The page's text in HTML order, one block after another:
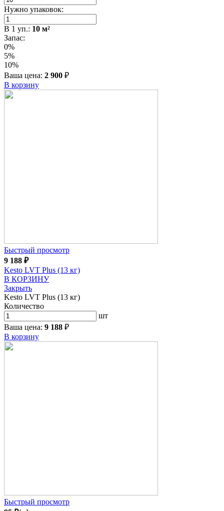
Нужно упаковок:
В 1 уп.: 10 м²
Запас:
0%
5%
10%
Ваша цена: 2 900 ₽
В корзину
Быстрый просмотр
9 188 ₽
Kesto LVT Plus (13 кг)
В КОРЗИНУ
Закрыть
Kesto LVT Plus (13 кг)
Количество
шт
Ваша цена: 9 188 ₽
В корзину
Быстрый просмотр